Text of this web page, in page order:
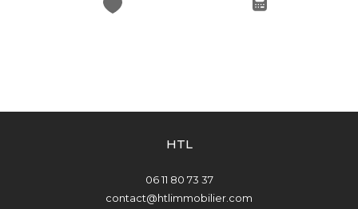
HTL
06 11 80 73 37
contact@htlimmobilier.com